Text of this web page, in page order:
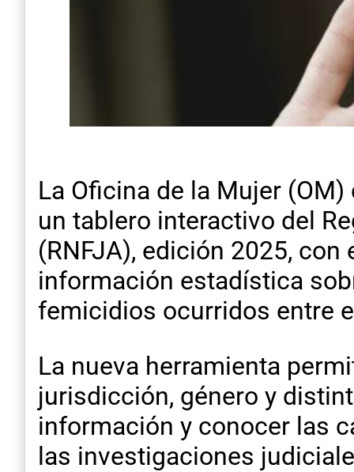
La Oficina de la Mujer
un tablero interactivo del
(RNFJA), edición 2025,
información estadística
femicidios ocurridos entre
La nueva herramienta
jurisdicción, género y
información y conocer las
las investigaciones